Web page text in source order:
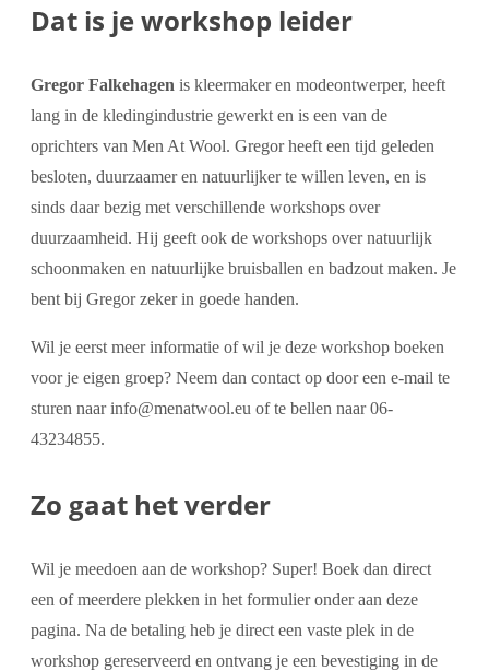
Dat is je workshop leider
Gregor Falkehagen is kleermaker en modeontwerper, heeft
lang in de kledingindustrie gewerkt en is een van de
oprichters van Men At Wool. Gregor heeft een tijd geleden
besloten, duurzaamer en natuurlijker te willen leven, en is
sinds daar bezig met verschillende workshops over
duurzaamheid. Hij geeft ook de workshops over natuurlijk
schoonmaken en natuurlijke bruisballen en badzout maken. Je
bent bij Gregor zeker in goede handen.
Wil je eerst meer informatie of wil je deze workshop boeken
voor je eigen groep? Neem dan contact op door een e-mail te
sturen naar info@menatwool.eu of te bellen naar 06-
43234855.
Zo gaat het verder
Wil je meedoen aan de workshop? Super! Boek dan direct
een of meerdere plekken in het formulier onder aan deze
pagina. Na de betaling heb je direct een vaste plek in de
workshop gereserveerd en ontvang je een bevestiging in de